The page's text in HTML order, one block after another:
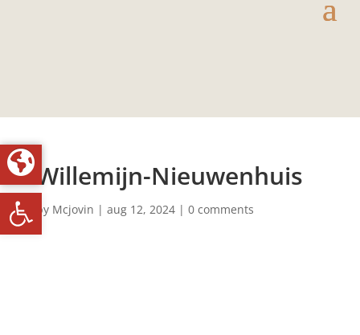
Toolbar openen
Willemijn-Nieuwenhuis
by Mcjovin | aug 12, 2024| 0 comments